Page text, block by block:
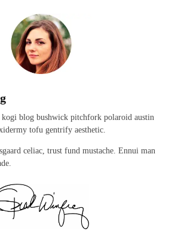
blog bushwick pitchfork polaroid austin
tofu gentrify aesthetic.
celiac, trust fund mustache. Ennui man